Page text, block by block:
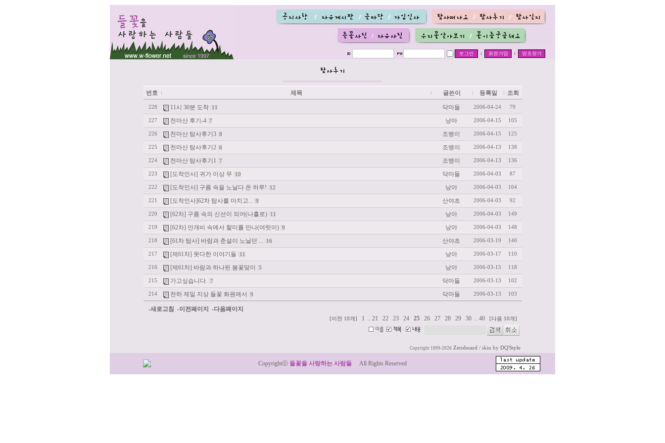
번호 제목 글쓴이 등록일 조회
228 11시 30분 도착 11 닥마들 2006-04-24 79
227 천마산 후기-4 7 낭아 2006-04-15 105
226 천마산 탐사후기3 8 조뱅이 2006-04-15 125
225 천마산 탐사후기2 6 조뱅이 2006-04-13 138
224 천마산 탐사후기1 7 조뱅이 2006-04-13 136
223 [도착인사] 귀가 이상 무 10 닥마들 2006-04-03 87
222 [도착인사] 구름 속을 노닐다 온 하루! 12 낭아 2006-04-03 104
221 [도착인사]62차 탐사를 마치고... 9 산야초 2006-04-03 92
220 [62차] 구름 속의 신선이 되어(나홀로) 11 낭아 2006-04-03 149
219 [62차] 안개비 속에서 할미를 만나(여럿이) 9 낭아 2006-04-03 148
218 [61차 탐사] 바람과 춘설이 노닐던 ... 16 산야초 2006-03-19 140
217 [제61차] 못다한 이야기들 11 낭아 2006-03-17 110
216 [제61차] 바람과 하나된 봄꽃맞이 5 낭아 2006-03-15 118
215 가고싶습니다. 7 닥마들 2006-03-13 102
214 천하 제일 지상 들꽃 화원에서 9 닥마들 2006-03-13 103
-새로고침 -이전페이지 -다음페이지
[이전 10개] 1 .. 21 22 23 24 25 26 27 28 29 30 .. 40 [다음 10개]
Copyright 1999-2026 Zeroboard / skin by DQ'Style
Copyrightⓒ 들꽃을 사랑하는 사람들 All Rights Reserved